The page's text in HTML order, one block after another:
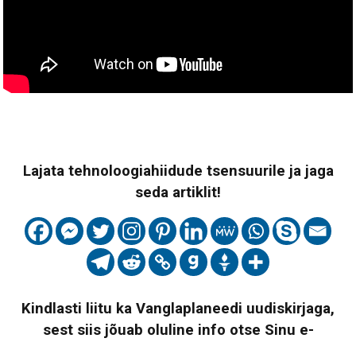
Lajata tehnoloogiahiidude tsensuurile ja jaga
seda artiklit!
Kindlasti liitu ka Vanglaplaneedi uudiskirjaga,
sest siis jõuab oluline info otse Sinu e-